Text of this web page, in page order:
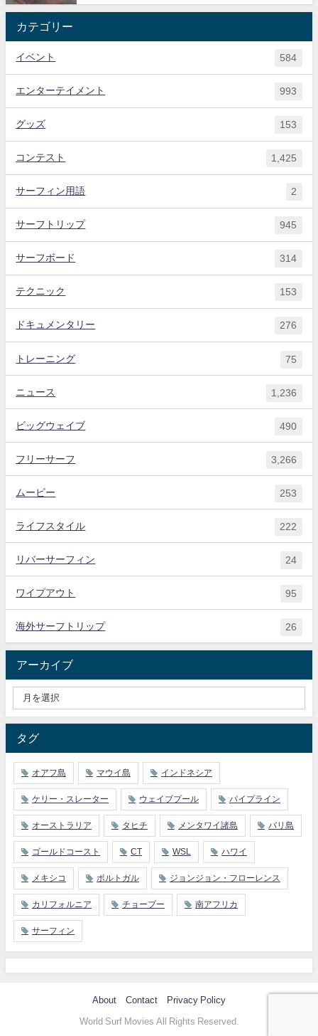
カテゴリー
イベント 584
エンターテイメント 993
グッズ 153
コンテスト 1,425
サーフィン用語 2
サーフトリップ 945
サーフボード 314
テクニック 153
ドキュメンタリー 276
トレーニング 75
ニュース 1,236
ビッグウェイブ 490
フリーサーフ 3,266
ムービー 253
ライフスタイル 222
リバーサーフィン 24
ワイプアウト 95
海外サーフトリップ 26
アーカイブ
タグ
オアフ島 マウイ島 インドネシア
ケリー・スレーター ウェイブプール パイプライン
オーストラリア タヒチ メンタワイ諸島 バリ島
ゴールドコースト CT WSL ハワイ
メキシコ ポルトガル ジョンジョン・フローレンス
カリフォルニア チョープー 南アフリカ
サーフィン
About Contact Privacy Policy
World Surf Movies All Rights Reserved.